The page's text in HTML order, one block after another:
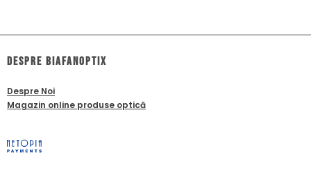
dESPRE biafanoptix
Despre Noi
Magazin online produse optică